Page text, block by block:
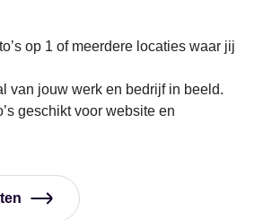
op 1 of meerdere locaties waar jij
van jouw werk en bedrijf in beeld.
geschikt voor website en